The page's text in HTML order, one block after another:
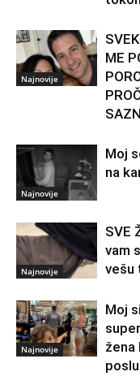
Najnovije
ME
Najnovije
Moj
na
Najnovije
SVE
vam
vešu
Najnovije
Moj
žena